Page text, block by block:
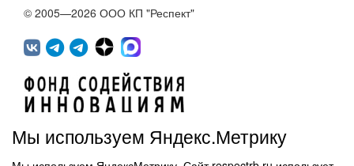
© 2005—2026 ООО КП "Респект"
Мы используем Яндекс.Метрику